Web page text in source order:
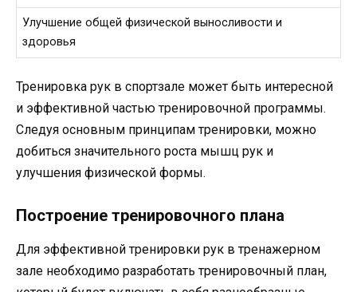
Улучшение общей физической выносливости и
здоровья
Тренировка рук в спортзале может быть интересной
и эффективной частью тренировочной программы.
Следуя основным принципам тренировки, можно
добиться значительного роста мышц рук и
улучшения физической формы.
Построение тренировочного плана
Для эффективной тренировки рук в тренажерном
зале необходимо разработать тренировочный план,